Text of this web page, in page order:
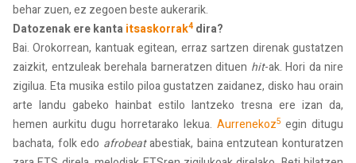
behar zuen, ez zegoen beste aukerarik.
Datozenak ere kanta itsaskorrak4 dira?
Bai. Orokorrean, kantuak egitean, erraz sartzen direnak gustatzen
zaizkit, entzuleak berehala barneratzen dituen hit-ak. Hori da nire
zigilua. Eta musika estilo piloa gustatzen zaidanez, disko hau orain
arte landu gabeko hainbat estilo lantzeko tresna ere izan da,
hemen aurkitu dugu horretarako lekua. Aurrenekoz5 egin ditugu
bachata, folk edo afrobeatabestiak, baina entzutean konturatzen